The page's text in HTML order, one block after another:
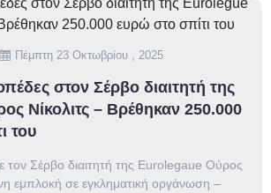
Πέμπτη 23 Οκτωβρίου , 2025
στον Σέρβο διαιτητή της
Νίκολιτς – Βρέθηκαν 250.000
του
τον Σέρβο διαιτητή της Eurolegaue Ούρος
εμπλοκή σε εγκληματική οργάνωση –